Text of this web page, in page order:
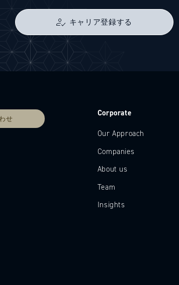
キャリア登録する
せ
Corporate
Our Approach
Companies
About us
Team
Insights